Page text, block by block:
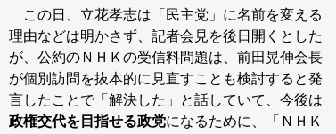
この日、立花孝志は「民主党」に名前を変える
理由などは明かさず、記者会見を後日開くとした
が、公約のＮＨＫの受信料問題は、前田晃伸会長
が個別訪問を抜本的に見直すことも検討すると発
言したことで「解決した」と話していて、今後は
政権交代を目指せる政党になるために、「ＮＨＫ